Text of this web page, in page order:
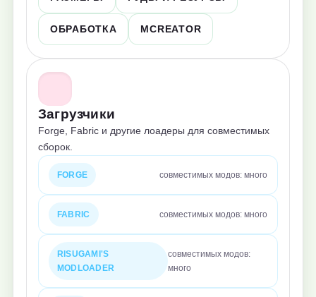
ОБРАБОТКА MCREATOR
Загрузчики
Forge, Fabric и другие лоадеры для совместимых
сборок.
FORGE совместимых модов: много
FABRIC совместимых модов: много
RISUGAMI'S
MODLOADER
совместимых модов:
много